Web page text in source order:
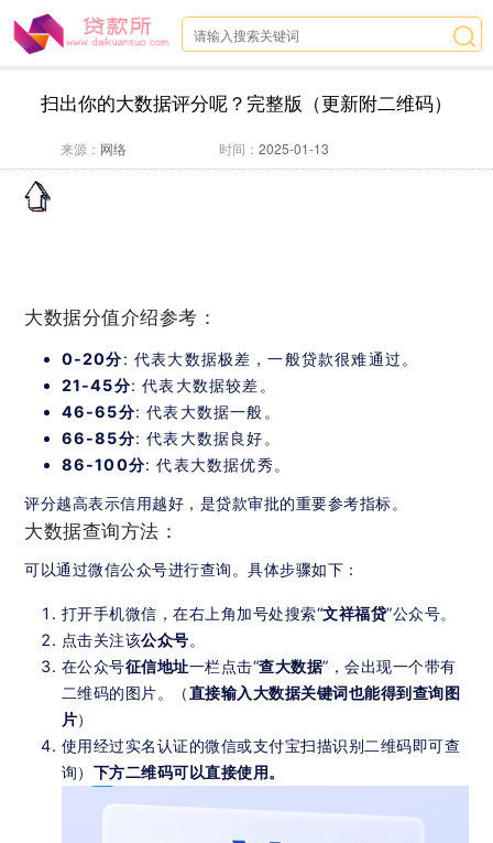
扫出你的大数据评分呢？完整版（更新附二维码）
来源： 网络 时间： 2025-01-13
大数据分值介绍参考：
0-20分: 代表大数据极差，一般贷款很难通过。
21-45分: 代表大数据较差。
46-65分: 代表大数据一般。
66-85分: 代表大数据良好。
86-100分: 代表大数据优秀。
评分越高表示信用越好，是贷款审批的重要参考指标。
大数据查询方法：
可以通过微信公众号进行查询。具体步骤如下：
打开手机微信，在右上角加号处搜索“文祥福贷”公众号。
点击关注该公众号。
在公众号征信地址一栏点击“查大数据”，会出现一个带有
二维码的图片。（直接输入大数据关键词也能得到查询图
片）
使用经过实名认证的微信或支付宝扫描识别二维码即可查
询） 下方二维码可以直接使用。